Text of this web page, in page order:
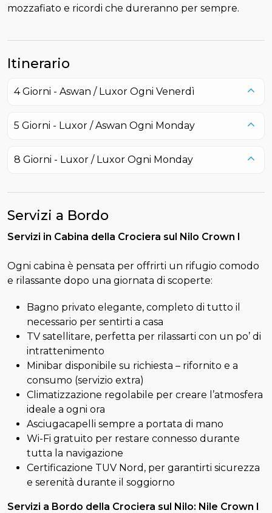
mozzafiato e ricordi che dureranno per sempre.
Itinerario
4 Giorni - Aswan / Luxor Ogni Venerdì
5 Giorni - Luxor / Aswan Ogni Monday
8 Giorni - Luxor / Luxor Ogni Monday
Servizi a Bordo
Servizi in Cabina della Crociera sul Nilo Crown I
Ogni cabina è pensata per offrirti un rifugio comodo
e rilassante dopo una giornata di scoperte:
Bagno privato elegante, completo di tutto il
necessario per sentirti a casa
TV satellitare, perfetta per rilassarti con un po’ di
intrattenimento
Minibar disponibile su richiesta – rifornito e a
consumo (servizio extra)
Climatizzazione regolabile per creare l’atmosfera
ideale a ogni ora
Asciugacapelli sempre a portata di mano
Wi-Fi gratuito per restare connesso durante
tutta la navigazione
Certificazione TUV Nord, per garantirti sicurezza
e serenità durante il soggiorno
Servizi a Bordo della Crociera sul Nilo: Nile Crown I